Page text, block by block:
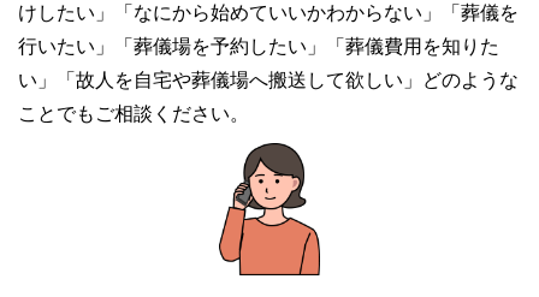
そのため、組合に所属する市町の住民の方は火葬室を
割引料金で利用できます。
尾張北部聖苑の設備使用料は、組合に所属する住民は
割引料金が適用されますが、組合に所属しない住民に
は割引が適用されません。
例えば12歳以上の場合、組合に所属する住民の方は1
けしたい」「なにから始めていいかわからない」「葬儀を
行いたい」「葬儀場を予約したい」「葬儀費用を知りた
い」「故人を自宅や葬儀場へ搬送して欲しい」どのような
ことでもご相談ください。